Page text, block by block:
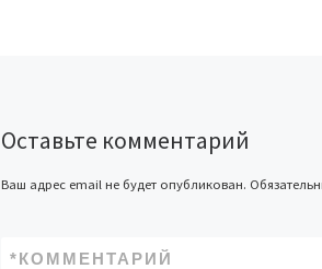
Оставьте комментарий
Ваш адрес email не будет опубликован.
КОММЕНТАРИЙ
*